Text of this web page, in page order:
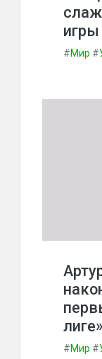
игры
#Мир #
лиге»
#Мир #